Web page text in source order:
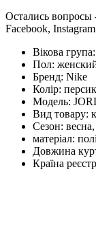
Остались вопросы
Facebook,
Вікова група:
Пол:
Бренд: Nike
Колір:
Модель:
Вид товару:
Сезон:
матеріал:
Довжина
Країна